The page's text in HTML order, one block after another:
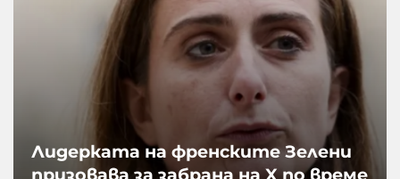
Лидерката на френските Зелени
призовава за забрана на X по време